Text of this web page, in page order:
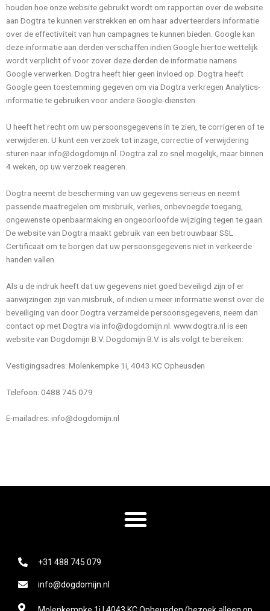
houden hoe onze website gebruikt wordt om rapporten over de website
aan Dogtra te kunnen verstrekken en om haar adverteerders informatie
over de effectiviteit van hun campagnes te kunnen bieden. Google kan
deze informatie aan derden verschaffen indien Google hiertoe wettelijk
wordt verplicht of voor zover deze derden de informatie namens
Google verwerken. Dogtra heeft hier geen invloed op. Dogtra heeft
Google geen toestemming gegeven om via Dogtra verkregen Analytics-
informatie te gebruiken voor andere Google-diensten.
U heeft het recht om uw persoonsgegevens in te zien, te corrigeren of te
verwijderen. U kunt een verzoek tot inzage, correctie of verwijdering
sturen naar info@dogdomijn.nl. Dogtra zal zo snel mogelijk, maar binnen
4 weken, op uw verzoek reageren.
Dogtra neemt de bescherming van uw gegevens serieus en neemt
passende maatregelen om misbruik, verlies, onbevoegde toegang,
ongewenste openbaarmaking en ongeoorloofde wijziging tegen te gaan.
De website van Dogtra maakt gebruik van een betrouwbaar SSL
Certificaat om te borgen dat uw persoonsgegevens niet in verkeerde
handen vallen.
Als u de indruk heeft dat uw gegevens niet goed beveiligd zijn of er
aanwijzingen zijn van misbruik, of indien u meer informatie wenst over de
beveiliging van door Dogtra verzamelde persoonsgegevens, neem dan
contact op met Dogtra via info@dogdomijn.nl. www.dogtra.nl is een
website van Dogdomijn B.V. Dogdomijn B.V. is als volgt te bereiken:
Vestigingsadres: Molenkempke 1i, 4043 KC Opheusden
Telefoon: 0488 745 079
E-mailadres: info@dogdomijn.nl
+31 488 745 079
info@dogdomijn.nl